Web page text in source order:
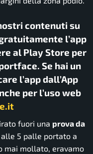
contenuti su
l’app
al Play Store per
Se hai un
l’app dall’App
per l’uso web
fuori una prova da
5 palle portato a
mai mollato, eravamo